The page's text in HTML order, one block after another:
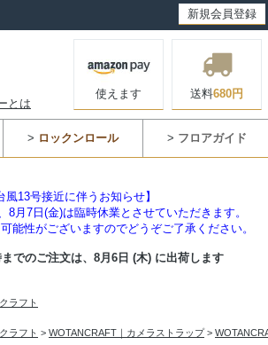
新規会員登録
とは
使えます 送料680円
> ロックンロール > フロアガイド
風13号接近に伴うお知らせ】
8月7日(金)は臨時休業とさせていただきます。
能性がございますのでどうぞご了承ください。
でのご注文は、 8月6日 (木) に出荷します
ラフト
ラフト > WOTANCRAFT｜カメラストラップ>